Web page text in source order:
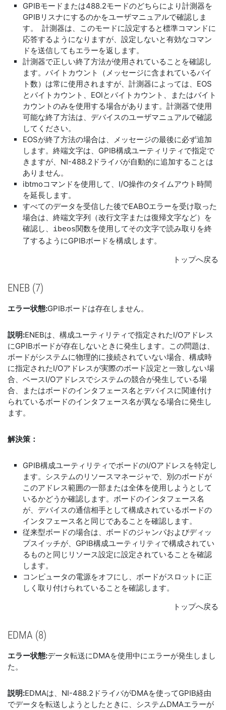
GPIBモードまたは488.2モードのどちらにより計測器を
GPIBリスナにするのかをユーザマニュアルで確認しま
す。 計測器は、このモードに設定すると標準コマンドに
応答するようになりますが、設定しないと有効なコマン
ドを送信してもエラーを返します。
計測器で正しい終了方法が使用されていることを確認し
ます。バイトカウント（メッセージに含まれているバイ
ト数）は常に使用されますが、計測器によっては、EOS
とバイトカウント、EOIとバイトカウント、またはバイト
カウントのみを使用する場合があります。計測器で使用
可能な終了方法は、デバイスのユーザマニュアルで確認
してください。
EOSが終了方法の場合は、メッセージの最後に必ず追加
します。終端文字は、GPIB構成ユーティリティで指定で
きますが、NI-488.2ドライバが自動的に追加することは
ありません。
ibtmoコマンドを使用して、I/O操作のタイムアウト時間
を延長します。
すべてのデータを受信した後でEABOエラーを受け取った
場合は、終端文字列（改行文字または復帰文字など）を
確認し、
ibeos関数を使用してその文字で読み取りを終
了するようにGPIBボードを構成します。
トップへ戻る
ENEB (7)
エラー状態:GPIBボードは存在しません。
説明:ENEBは、構成ユーティリティで指定されたI/Oアドレス
にGPIBボードが存在しないときに発生します。この問題は、
ボードがシステムに物理的に接続されていない場合、構成時
に指定されたI/Oアドレスが実際のボード設定と一致しない場
合、ベースI/Oアドレスでシステムの競合が発生している場
合、またはボードのインタフェース名とデバイスに関連付け
られているボードのインタフェース名が異なる場合に発生し
ます。
解決策：
GPIB構成ユーティリティでボードのI/Oアドレスを特定し
ます。システムのリソースマネージャで、別のボードが
このアドレス範囲の一部または全体を使用しようとして
いるかどうか確認します。ボードのインタフェース名
が、デバイスの通信相手として構成されているボードの
インタフェース名と同じであることを確認します。
従来型ボードの場合は、ボードのジャンパおよびディッ
プスイッチが、GPIB構成ユーティリティで構成されてい
るものと同じリソース設定に設定されていることを確認
します。
コンピュータの電源をオフにし、ボードがスロットに正
しく取り付けられていることを確認します。
トップへ戻る
EDMA (8)
エラー状態:データ転送にDMAを使用中にエラーが発生しまし
た。
説明:EDMAは、NI-488.2ドライバがDMAを使ってGPIB経由
でデータを転送しようとしたときに、システムDMAエラーが